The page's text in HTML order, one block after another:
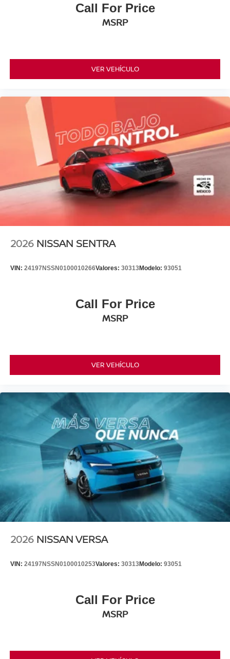
Call For Price
MSRP
VER VEHÍCULO
2026 NISSAN SENTRA
VIN: 24197NSSN0100010266Valores: 30313Modelo: 93051
Call For Price
MSRP
VER VEHÍCULO
2026 NISSAN VERSA
VIN: 24197NSSN0100010253Valores: 30313Modelo: 93051
Call For Price
MSRP